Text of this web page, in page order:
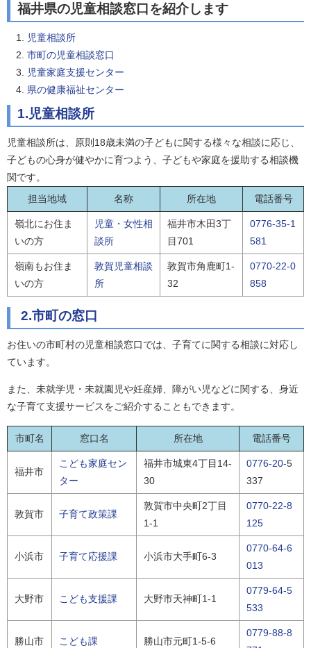
福井県の児童相談窓口を紹介します
児童相談所
市町の児童相談窓口
児童家庭支援センター
県の健康福祉センター
1.児童相談所
児童相談所は、原則18歳未満の子どもに関する様々な相談に応じ、
子どもの心身が健やかに育つよう、子どもや家庭を援助する相談機
関です。
担当地域
名称 所在地 電話番号
嶺北にお住ま
いの方
児童・女性相
談所
福井市木田3丁
目701
0776-35-1
581
嶺南もお住ま
いの方
敦賀児童相談
所
敦賀市角鹿町1-
32
0770-22-0
858
2.市町の窓口
お住いの市町村の児童相談窓口では、子育てに関する相談に対応し
ています。
また、未就学児・未就園児や妊産婦、障がい児などに関する、身近
な子育て支援サービスをご紹介することもできます。
市町名 窓口名 所在地 電話番号
福井市
こども家庭セン
ター
福井市城東4丁目14-
30
0776-20-5
337
敦賀市 子育て政策課
敦賀市中央町2丁目
1-1
0770-22-8
125
小浜市 子育て応援課 小浜市大手町6-3
0770-64-6
013
大野市 こども支援課 大野市天神町1-1
0779-64-5
533
勝山市 こども課 勝山市元町1-5-6
0779-88-8